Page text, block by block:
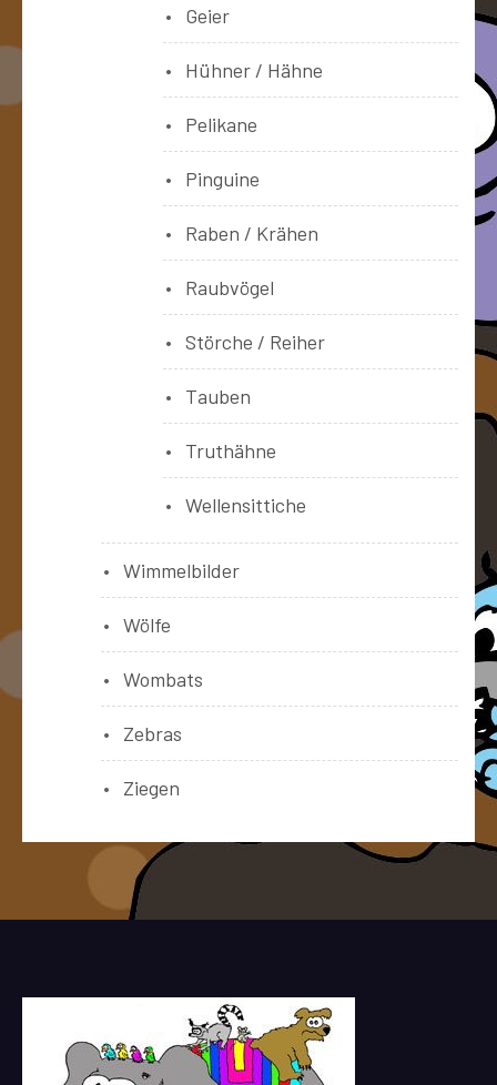
Geier
Hühner / Hähne
Pelikane
Pinguine
Raben / Krähen
Raubvögel
Störche / Reiher
Tauben
Truthähne
Wellensittiche
Wimmelbilder
Wölfe
Wombats
Zebras
Ziegen